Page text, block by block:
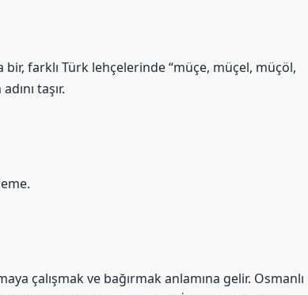
bir, farklı Türk lehçelerinde “müçe, müçel, müçöl,
taşır.
çalışmak ve bağırmak anlamına gelir. Osmanlı